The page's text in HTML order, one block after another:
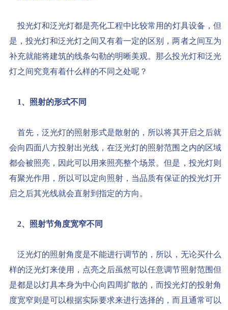
投光灯和泛光灯都是亮化工程中比较常用的灯具设备，但
是，投光灯和泛光灯之间又有着一定的区别，两者之间互为
补充就能将建筑的线条勾勒的明晰美观。那么投光灯和泛光
灯之间究竟有着什么样的不同之处呢？
1、照射的形式不同
首先，泛光灯的照射形式是散射的，所以将其开启之后就
会向四面八方投射出光线，在泛光灯的照射范围之内的区域
都会被照亮，因此可以用来照亮整个场景。但是，投光灯则
有聚光作用，所以可以定向照射，当品质有保证的投光灯开
启之后其光线就会直射到指定的方向。
2、照射节角度宽窄不同
泛光灯的照射角度是不能进行调节的，所以，无论买什么
样的泛光灯来使用，点亮之后虽然可以任意调节照射范围但
是都是以灯具本身为中心向四周扩散的，而投光灯的投射角
度宽窄则是可以根据实际要求来进行选择的，而且通常可以